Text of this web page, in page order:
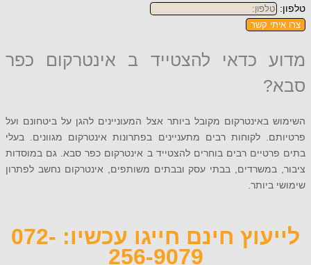
קשר
כדאי להצטייד ב אינטרקום כפר
באינטרקום מקובל ביותר אצל המעוניינים להגן על ביטחונם ועל
לקוחות רבים מתעניינים בפתרונות אינטרקום מגוונים. בעלי
רבים בוחרים להצטייד ב אינטרקום כפר סבא. גם במוסדות
במשרדים, בבתי עסק ובבתים משותפים, אינטרקום נחשב לפתרון
לייעוץ חינם חייגו עכשיו: 072-
256-9079